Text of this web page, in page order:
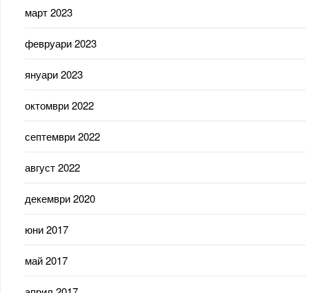
март 2023
февруари 2023
януари 2023
октомври 2022
септември 2022
август 2022
декември 2020
юни 2017
май 2017